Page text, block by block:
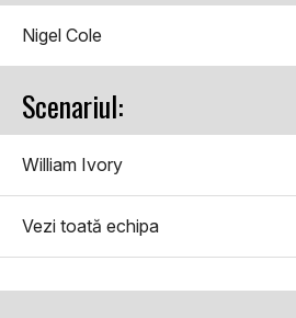
Nigel Cole
Scenariul:
William Ivory
Vezi toată echipa